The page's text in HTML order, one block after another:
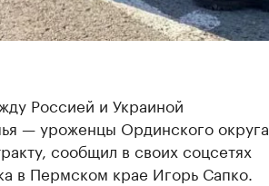
Россией и Украиной
— уроженцы Ординского округа
сообщил в своих соцсетях
в Пермском крае Игорь Сапко.